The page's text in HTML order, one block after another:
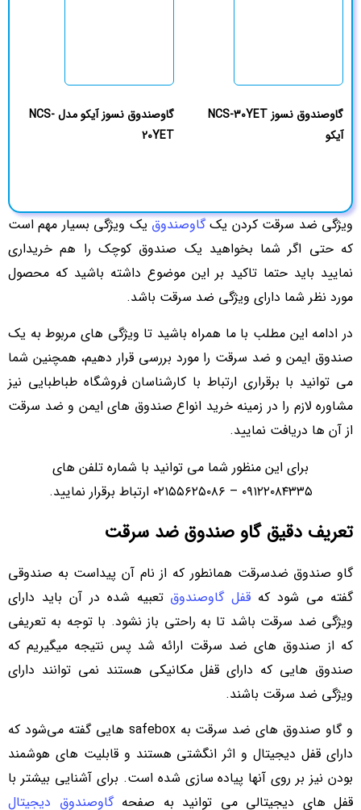
گاوصندوق نسوز NCS-30YET
آیکو
گاوصندوق نسوز آیکو مدل NCS-
20YET
ویژگی ضد سرقت کردن یکگاوصندوق یک ویژگی بسیار مهم است
که حتی اگر شما بخواهید یک صندوق کوچک را هم خریداری
نمایید باید حتما تاکید بر این موضوع داشته باشید که محصول
مورد نظر شما دارای ویژگی ضد سرقت باشد.
در ادامه این مطلب با ما همراه باشید تا ویژگی های مربوط به یک
صندوق ایمن و ضد سرقت را مورد بررسی قرار دهیم، همچنین شما
می توانید با برقراری ارتباط با کارشناسان فروشگاه طباطبایی نیز
مشاوره لازم را در زمینه خرید انواع صندوق های ایمن و ضد سرقت
از آن ها دریافت نمایید.
برای این منظور شما می توانید با شماره تلفن های
۰۹۱۲۲۰۸۴۳۳۵ – ۰۲۱۵۵۶۲۵۰۸۶ ارتباط برقرار نمایید.
تعریف دقیق گاو صندوق ضد سرقت
گاو صندوق ضدسرقت همانطور که از نام آن پیداست به صندوقی
گفته می‌ شود که قفل گاوصندوق تعبیه شده در آن باید دارای
ویژگی ضد سرقت باشد تا به راحتی باز نشود. با توجه به تعریفی
که از صندوق های ضد سرقت ارائه شد پس نتیجه میگیریم که
صندوق هایی که دارای قفل مکانیکی هستند نمی توانند دارای
ویژگی ضد سرقت باشند.
و گاو صندوق های ضد سرقت به safebox هایی گفته می‌شود که
دارای قفل دیجیتال و اثر انگشتی هستند و قابلیت های هوشمند
بودن نیز بر روی آنها پیاده سازی شده است. برای آشنایی بیشتر با
قفل های دیجیتالی می توانید به صفحهگاوصندوق دیجیتال